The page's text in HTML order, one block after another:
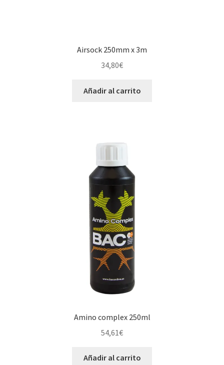
Airsock 250mm x 3m
34,80€
Añadir al carrito
Amino complex 250ml
54,61€
Añadir al carrito